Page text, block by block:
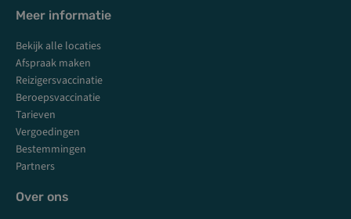
c
e
b
o
o
k
s
t
a
g
r
a
m
u
t
b
Meer informatie
Bekijk alle locaties
Afspraak maken
Reizigersvaccinatie
Beroepsvaccinatie
Tarieven
Vergoedingen
Bestemmingen
Partners
Over ons